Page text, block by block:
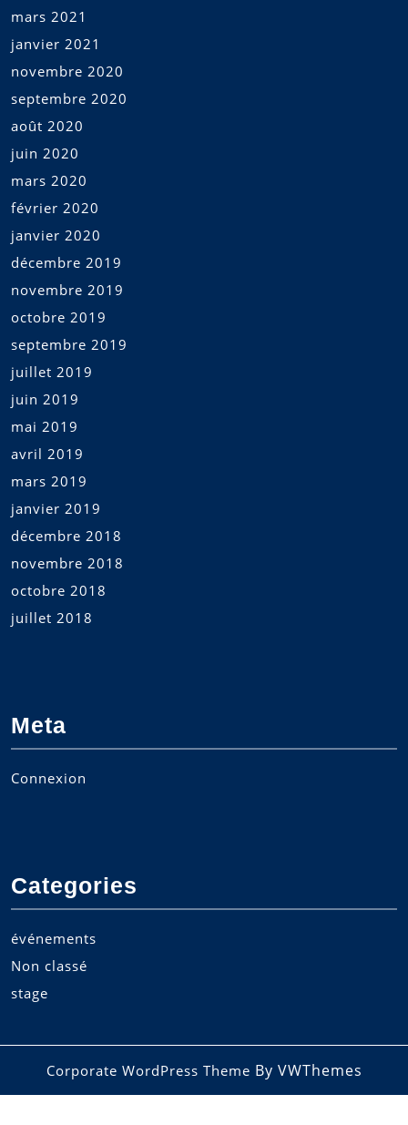
mars 2021
janvier 2021
novembre 2020
septembre 2020
août 2020
juin 2020
mars 2020
février 2020
janvier 2020
décembre 2019
novembre 2019
octobre 2019
septembre 2019
juillet 2019
juin 2019
mai 2019
avril 2019
mars 2019
janvier 2019
décembre 2018
novembre 2018
octobre 2018
juillet 2018
Meta
Connexion
Categories
événements
Non classé
stage
Corporate WordPress Theme By VWThemes
Scroll